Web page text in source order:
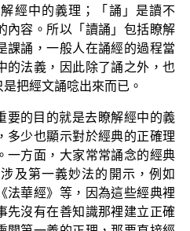
經中的義理；「誦」是讀不
內容。所以「讀誦」包括瞭解
課誦，一般人在誦經的過程當
的法義，因此除了誦之外，也
把經文誦唸出來而已。
要的目的就是去瞭解經中的義
多少也顯示對於經典的正確理
一方面，大家常常誦念的經典
及第一義妙法的開示，例如
法華經》等，因為這些經典裡
先沒有在善知識那裡建立正確